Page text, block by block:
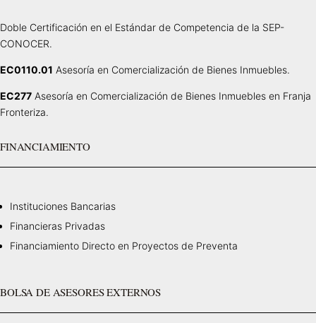
Doble Certificación en el Estándar de Competencia de la SEP-
CONOCER.
EC0110.01 Asesoría en Comercialización de Bienes Inmuebles.
EC277 Asesoría en Comercialización de Bienes Inmuebles en Franja
Fronteriza.
FINANCIAMIENTO
Instituciones Bancarias
Financieras Privadas
Financiamiento Directo en Proyectos de Preventa
BOLSA DE ASESORES EXTERNOS